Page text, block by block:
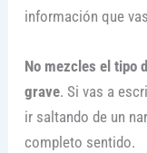
información que
No mezcles el tipo
grave. Si vas a
ir saltando de un
completo sentido.